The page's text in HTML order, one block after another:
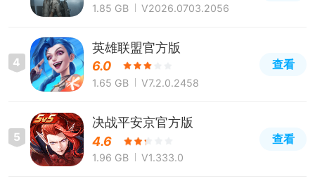
1.85 GB V2026.0703.2056
4
英雄联盟官方版
6.0
1.65 GB V7.2.0.2458
查看
5
决战平安京官方版
4.6
1.96 GB V1.333.0
查看